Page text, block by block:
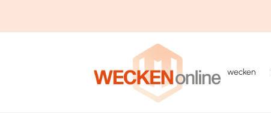
wecken